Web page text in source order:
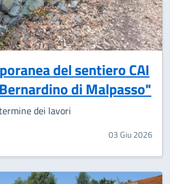
del sentiero CAI
di Malpasso"
dei lavori
03 Giu 2026